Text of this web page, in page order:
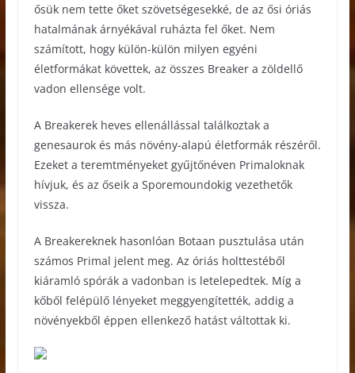
ősük nem tette őket szövetségesekké, de az ősi óriás
hatalmának árnyékával ruházta fel őket. Nem
számított, hogy külön-külön milyen egyéni
életformákat követtek, az összes Breaker a zöldellő
vadon ellensége volt.
A Breakerek heves ellenállással találkoztak a
genesaurok és más növény-alapú életformák részéről.
Ezeket a teremtményeket gyűjtőnéven Primaloknak
hívjuk, és az őseik a Sporemoundokig vezethetők
vissza.
A Breakereknek hasonlóan Botaan pusztulása után
számos Primal jelent meg. Az óriás holttestéből
kiáramló spórák a vadonban is letelepedtek. Míg a
kőből felépülő lényeket meggyengítették, addig a
növényekből éppen ellenkező hatást váltottak ki.